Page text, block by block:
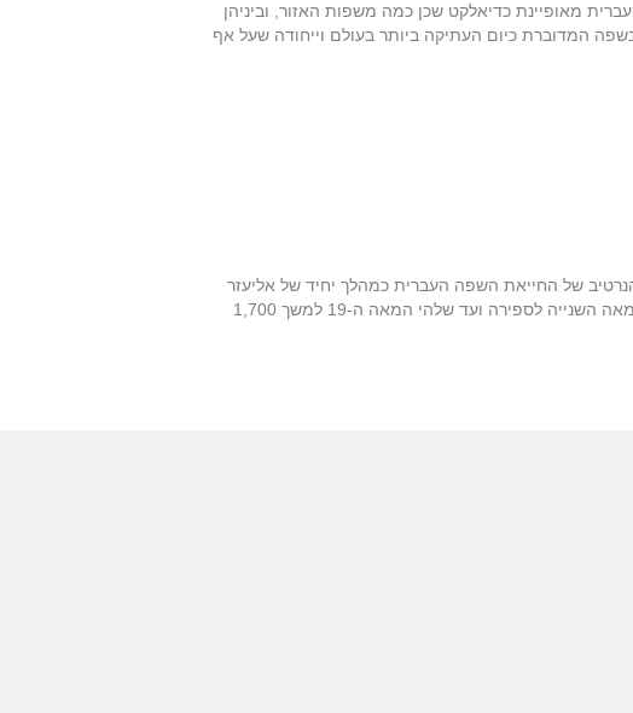
מאופיינת כדיאלקט שכן כמה משפות האזור, וביניהן
המדוברת כיום העתיקה ביותר בעולם וייחודה שעל אף
של החייאת השפה העברית כמהלך יחיד של אליעזר
בן-יהודה בסוף המאה ה-19 ותחילת המאה ה-20. אך האם באמת הייתה השפה העברית "מתה" או "מנוונת" בין המאה השנייה לספירה ועד שלהי המאה ה-19 למשך 1,700